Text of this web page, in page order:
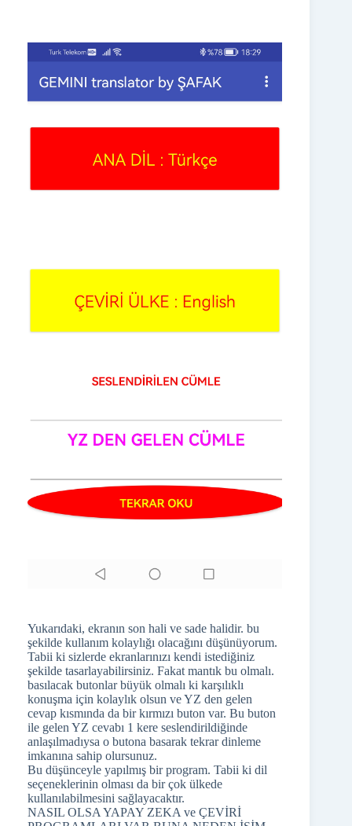
Yukarıdaki, ekranın son hali ve sade halidir. bu
şekilde kullanım kolaylığı olacağını düşünüyorum.
Tabii ki sizlerde ekranlarınızı kendi istediğiniz
şekilde tasarlayabilirsiniz. Fakat mantık bu olmalı.
basılacak butonlar büyük olmalı ki karşılıklı
konuşma için kolaylık olsun ve YZ den gelen
cevap kısmında da bir kırmızı buton var. Bu buton
ile gelen YZ cevabı 1 kere seslendirildiğinde
anlaşılmadıysa o butona basarak tekrar dinleme
imkanına sahip olursunuz.
Bu düşünceyle yapılmış bir program. Tabii ki dil
seçeneklerinin olması da bir çok ülkede
kullanılabilmesini sağlayacaktır.
NASIL OLSA YAPAY ZEKA ve ÇEVİRİ